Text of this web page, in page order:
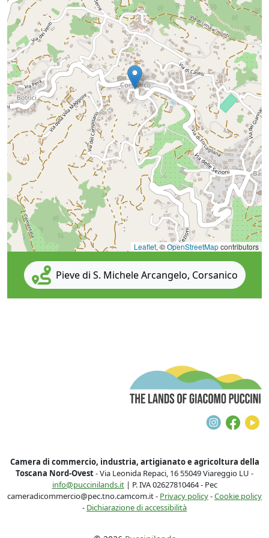
Leaflet, ©OpenStreetMapcontributors
Pieve di S. Michele Arcangelo, Corsanico
Camera di commercio, industria, artigianato e agricoltura della
Toscana Nord-Ovest- Via Leonida Repaci, 16 55049 Viareggio LU -
info@puccinilands.it| P. IVA 02627810464 - Pec
cameradicommercio@pec.tno.camcom.it - Privacy policy-Cookie policy
- Dichiarazione di accessibilità